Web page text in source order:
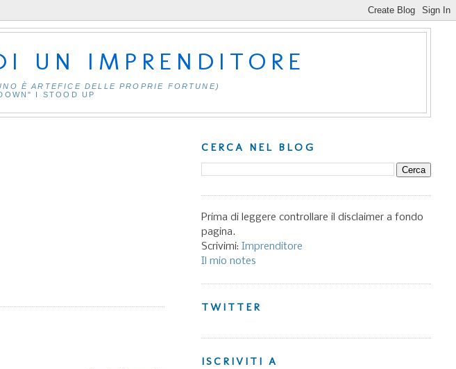
UN IMPRENDITORE
È ARTEFICE DELLE PROPRIE FORTUNE)
I STOOD UP
CERCA NEL BLOG
Prima di leggere controllare il disclaimer a fondo
pagina.
Scrivimi: Imprenditore
Il mio notes
TWITTER
ISCRIVITI A